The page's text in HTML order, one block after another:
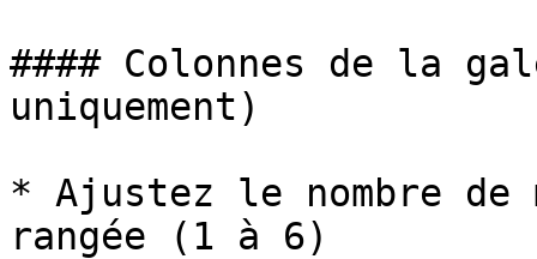
#### Colonnes de la
uniquement)
* Ajustez le nombre
rangée (1 à 6)